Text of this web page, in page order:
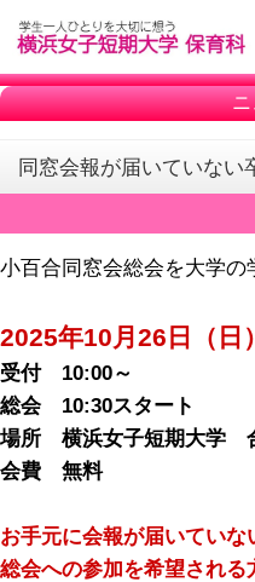
ニ
同窓会報が届いていない
小百合同窓会総会を大学の
2025年10月26日（日）
受付 10:00～
総会 10:30スタート
場所 横浜女子短期大学
会費 無料
お手元に会報が届いていな
総会への参加を希望される